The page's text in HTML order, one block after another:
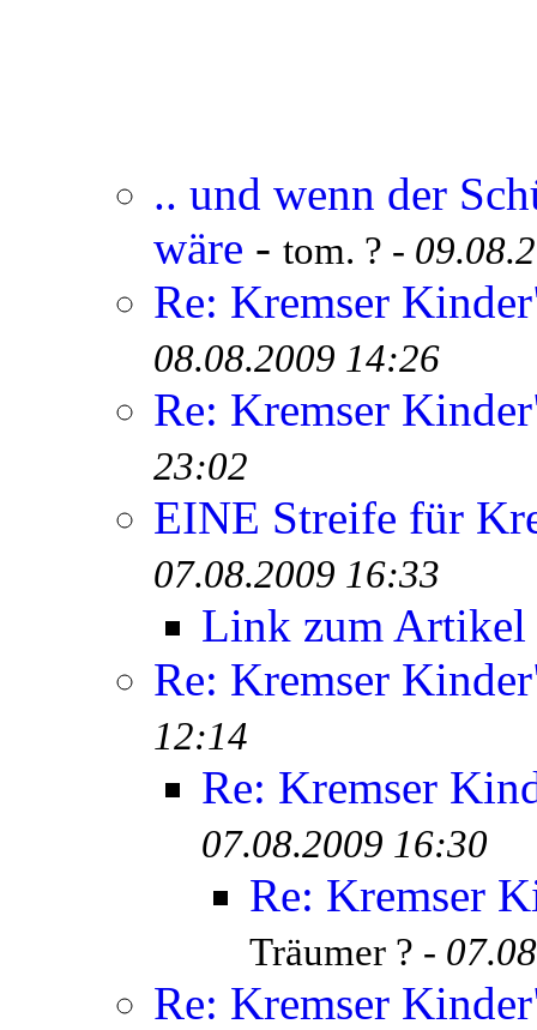
.. und wenn der
wäre - tom. ? -
Re: Kremser
08.08.2009 14:26
Re: Kremser
23:02
EINE Streife für
07.08.2009 16:33
Link zum Artikel
Re: Kremser
12:14
Re: Kremser
07.08.2009 16:30
Re: Kremser
Träumer ? -
Re: Kremser